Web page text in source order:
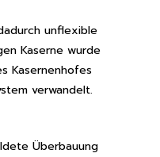
unflexible
Kaserne wurde
Kasernenhofes
verwandelt.
Überbauung